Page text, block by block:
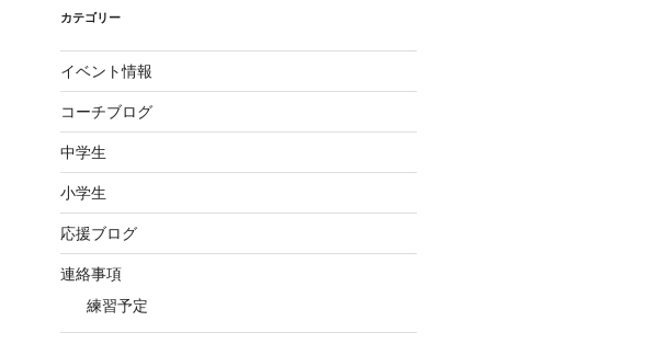
カテゴリー
イベント情報
コーチブログ
中学生
小学生
応援ブログ
連絡事項
練習予定